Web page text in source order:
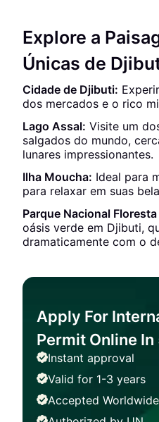
Explore a
Únicas de
Cidade de Djibuti:
dos mercados e o rico
Lago Assal: Visite um
salgados do mundo,
lunares impressionantes.
Ilha Moucha: Ideal para
para relaxar em suas
Parque Nacional Floresta
oásis verde em Djibuti,
dramaticamente com o
Apply For
Permit Online
Instant approval
Valid for 1-3 years
Accepted Worldwide